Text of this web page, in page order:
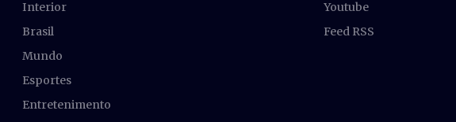
Interior
Brasil
Mundo
Esportes
Entretenimento
Youtube
Feed RSS